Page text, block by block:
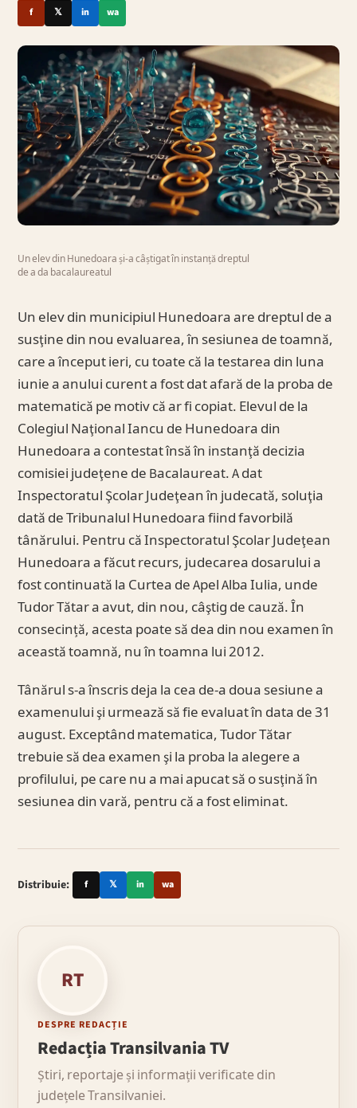
f 𝕏 in wa
Un elev din Hunedoara și-a câștigat în instanță dreptul
de a da bacalaureatul
Un elev din municipiul Hunedoara are dreptul de a
susţine din nou evaluarea, în sesiunea de toamnă,
care a început ieri, cu toate că la testarea din luna
iunie a anului curent a fost dat afară de la proba de
matematică pe motiv că ar fi copiat. Elevul de la
Colegiul Naţional Iancu de Hunedoara din
Hunedoara a contestat însă în instanţă decizia
comisiei judeţene de Bacalaureat. A dat
Inspectoratul Şcolar Judeţean în judecată, soluţia
dată de Tribunalul Hunedoara fiind favorbilă
tânărului. Pentru că Inspectoratul Şcolar Judeţean
Hunedoara a făcut recurs, judecarea dosarului a
fost continuată la Curtea de Apel Alba Iulia, unde
Tudor Tătar a avut, din nou, câştig de cauză. În
consecință, acesta poate să dea din nou examen în
această toamnă, nu în toamna lui 2012.
Tânărul s-a înscris deja la cea de-a doua sesiune a
examenului şi urmează să fie evaluat în data de 31
august. Exceptând matematica, Tudor Tătar
trebuie să dea examen şi la proba la alegere a
profilului, pe care nu a mai apucat să o susţină în
sesiunea din vară, pentru că a fost eliminat.
Distribuie: f 𝕏 in wa
RT
DESPRE REDACȚIE
Redacția Transilvania TV
Știri, reportaje și informații verificate din
județele Transilvaniei.